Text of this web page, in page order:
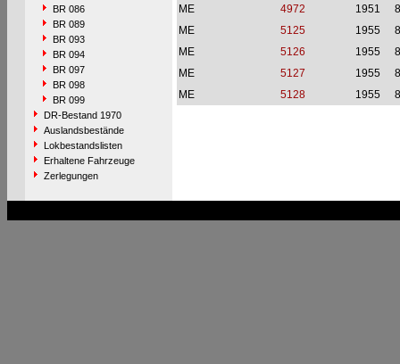
BR 086
BR 089
BR 093
BR 094
BR 097
BR 098
BR 099
DR-Bestand 1970
Auslandsbestände
Lokbestandslisten
Erhaltene Fahrzeuge
Zerlegungen
ME
4972 1951
ME
5125 1955
ME
5126 1955
ME
5127 1955
ME
5128 1955